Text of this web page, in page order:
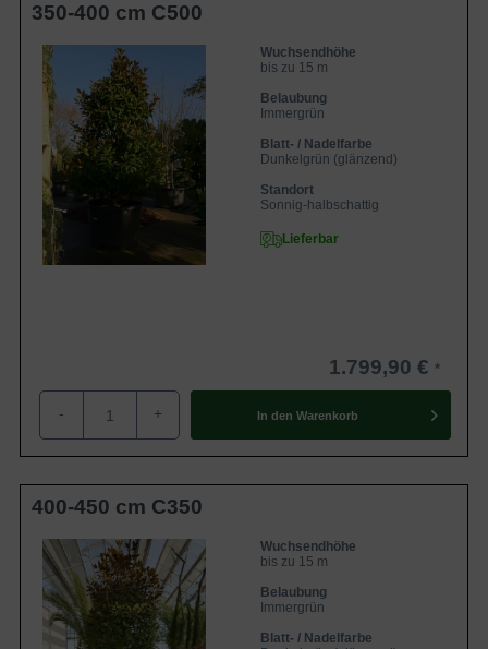
350-400 cm C500
Wuchsendhöhe
bis zu 15 m
Belaubung
Immergrün
Blatt- / Nadelfarbe
Dunkelgrün (glänzend)
Standort
Sonnig-halbschattig
Lieferbar
1.799,90 €
- + In den Warenkorb
400-450 cm C350
Wuchsendhöhe
bis zu 15 m
Belaubung
Immergrün
Blatt- / Nadelfarbe